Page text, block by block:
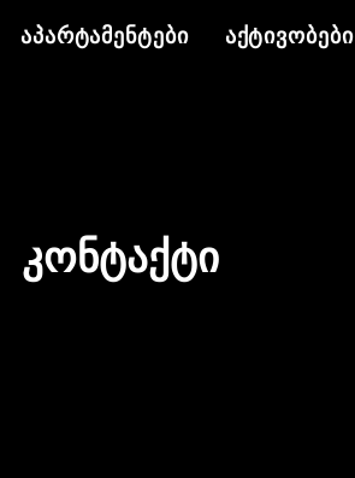
ᲐᲞᲐᲠᲢᲐᲛᲔᲜᲢᲔᲑᲘ ᲐᲥᲢᲘᲕᲝᲑᲔᲑᲘ
ᲙᲝᲜᲢᲐᲥᲢᲘ